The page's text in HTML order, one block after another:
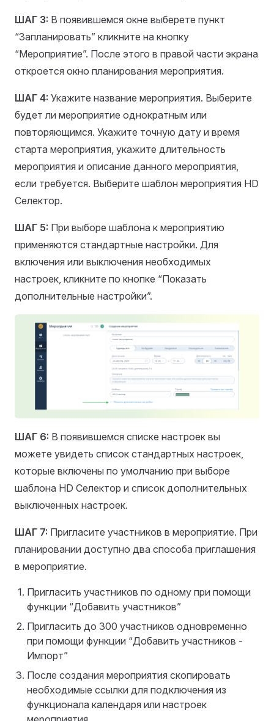
ШАГ 3: В появившемся окне выберете пункт
“Запланировать” кликните на кнопку
“Мероприятие”. После этого в правой части экрана
откроется окно планирования мероприятия.
ШАГ 4: Укажите название мероприятия. Выберите
будет ли мероприятие однократным или
повторяющимся. Укажите точную дату и время
старта мероприятия, укажите длительность
мероприятия и описание данного мероприятия,
если требуется. Выберите шаблон мероприятия HD
Селектор.
ШАГ 5: При выборе шаблона к мероприятию
применяются стандартные настройки. Для
включения или выключения необходимых
настроек, кликните по кнопке “Показать
дополнительные настройки”.
ШАГ 6: В появившемся списке настроек вы
можете увидеть список стандартных настроек,
которые включены по умолчанию при выборе
шаблона HD Селектор и список дополнительных
выключенных настроек.
ШАГ 7: Пригласите участников в мероприятие. При
планировании доступно два способа приглашения
в мероприятие.
Пригласить участников по одному при помощи
функции “Добавить участников”
Пригласить до 300 участников одновременно
при помощи функции “Добавить участников -
Импорт”
После создания мероприятия скопировать
необходимые ссылки для подключения из
функционала календаря или настроек